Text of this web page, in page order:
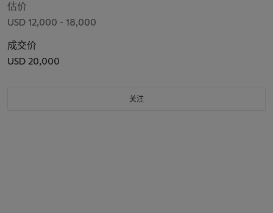
估价
USD 12,000 - 18,000
成交价
USD 20,000
关注